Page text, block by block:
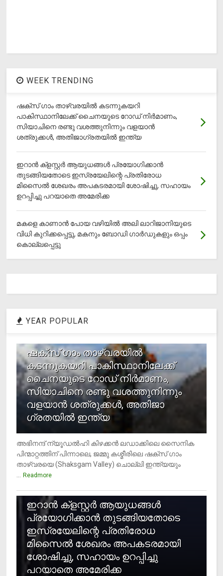
WEEK TRENDING
ഷക്സ് ​ഗാം താഴ്‌വരയിൽ കടന്നുകയറി
പാകിസ്ഥാനിലേക്ക് ചൈനയുടെ റോഡ് നിർമാണം,
സിയാചിനെ രണ്ടു വശത്തുനിന്നും വളയാൻ
ശത്രുക്കൾ, അതിജാ​ഗ്രതയിൽ ഇന്ത്യ
ഇറാന്‍ ക്‌ളസ്റ്റര്‍ ആയുധങ്ങള്‍ പ്രയോഗിക്കാന്‍
തുടങ്ങിയതോടെ ഇസ്രയേലിന്റെ പ്രതിരോധ
മിസൈല്‍ ശേഖരം അപകടരമായി ശോഷിച്ചു, സഹായം
ഉറപ്പിച്ചു പറയാതെ അമേരിക്ക
മകളെ കാണാന്‍ പോയ വഴിയില്‍ അലി ലാറിജാനിയുടെ
വിധി കുറിക്കപ്പെട്ടു, മകനും ബോഡി ഗാര്‍ഡുകളും ഒപ്പം
കൊല്ലപ്പെട്ടു
YEAR POPULAR
ഷക്സ് ​ഗാം താഴ്‌വരയിൽ
കടന്നുകയറി പാകിസ്ഥാനിലേക്ക്
ചൈനയുടെ റോഡ് നിർമാണം,
സിയാചിനെ രണ്ടു വശത്തുനിന്നും
വളയാൻ ശത്രുക്കൾ, അതിജാ​
ഗ്രതയിൽ ഇന്ത്യ
അഭിനന്ദ് ന്യൂഡൽഹി കിഴക്കൻ ലഡാക്കിലെ സൈനിക
പിന്മാറ്റത്തിന് പിന്നാലെ, ജമ്മു കശ്മീരിലെ ഷക്സ് ​ഗാം
താഴ്‌വരയെ (Shaksgam Valley) ചൊല്ലി ഇന്ത്യയും
Readmore
ഇറാന്‍ ക്‌ളസ്റ്റര്‍ ആയുധങ്ങള്‍
പ്രയോഗിക്കാന്‍ തുടങ്ങിയതോടെ
ഇസ്രയേലിന്റെ പ്രതിരോധ
മിസൈല്‍ ശേഖരം അപകടരമായി
ശോഷിച്ചു, സഹായം ഉറപ്പിച്ചു
പറയാതെ അമേരിക്ക